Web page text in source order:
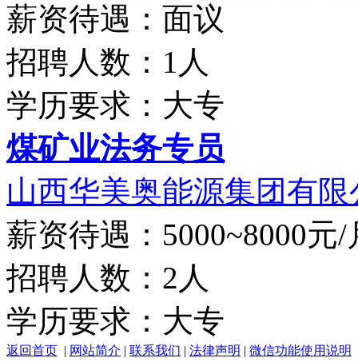
薪资待遇：面议
招聘人数：1人
学历要求：大专
煤矿业法务专员
山西华美奥能源集团有限
薪资待遇：5000~8000元/
招聘人数：2人
学历要求：大专
返回首页 | 网站简介 | 联系我们 | 法律声明 | 微信功能使用说明